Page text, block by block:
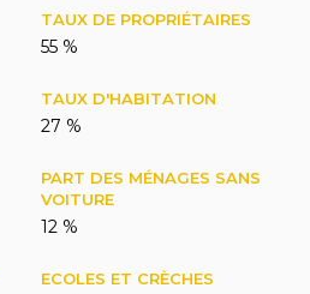
TAUX DE PROPRIÉTAIRES
55 %
TAUX D'HABITATION
27 %
PART DES MÉNAGES SANS
VOITURE
12 %
ECOLES ET CRÈCHES